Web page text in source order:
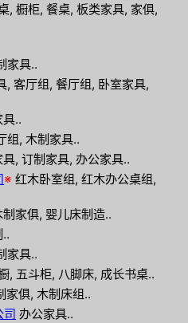
, 橱柜, 餐桌, 板类家具, 家俱,
家具..
, 客厅组, 餐厅组, 卧室家具,
具..
组, 木制家具..
, 订制家具, 办公家具..
※ 红木卧室组, 红木办公桌组,
制家俱, 婴儿床制造..
家具..
, 五斗柜, 八脚床, 成长书桌..
家俱, 木制床组..
司 办公家具..